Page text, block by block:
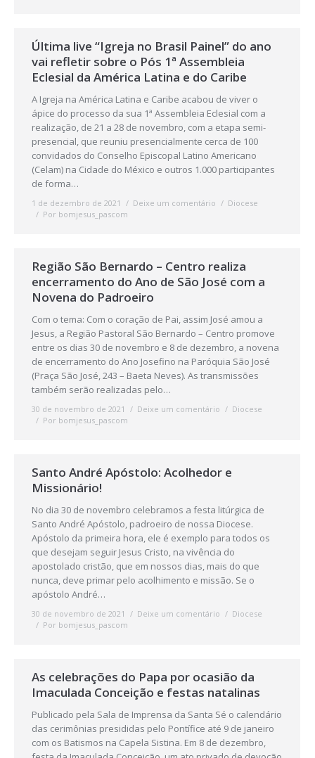
Última live “Igreja no Brasil Painel” do ano
vai refletir sobre o Pós 1ª Assembleia
Eclesial da América Latina e do Caribe
A Igreja na América Latina e Caribe acabou de viver o
ápice do processo da sua 1ª Assembleia Eclesial com a
realização, de 21 a 28 de novembro, com a etapa semi-
presencial, que reuniu presencialmente cerca de 100
convidados do Conselho Episcopal Latino Americano
(Celam) na Cidade do México e outros 1.000 participantes
de forma…
1 de dezembro de 2021 Deixe um comentário
Diocese
Por bomjesus_pascom
Região São Bernardo – Centro realiza
encerramento do Ano de São José com a
Novena do Padroeiro
Com o tema: Com o coração de Pai, assim José amou a
Jesus, a Região Pastoral São Bernardo – Centro promove
entre os dias 30 de novembro e 8 de dezembro, a novena
de encerramento do Ano Josefino na Paróquia São José
(Praça São José, 243 – Baeta Neves). As transmissões
também serão realizadas pelo…
30 de novembro de 2021 Deixe um comentário
Diocese
Por bomjesus_pascom
Santo André Apóstolo: Acolhedor e
Missionário!
No dia 30 de novembro celebramos a festa litúrgica de
Santo André Apóstolo, padroeiro de nossa Diocese.
Apóstolo da primeira hora, ele é exemplo para todos os
que desejam seguir Jesus Cristo, na vivência do
apostolado cristão, que em nossos dias, mais do que
nunca, deve primar pelo acolhimento e missão. Se o
apóstolo André…
30 de novembro de 2021 Deixe um comentário
Diocese
Por bomjesus_pascom
As celebrações do Papa por ocasião da
Imaculada Conceição e festas natalinas
Publicado pela Sala de Imprensa da Santa Sé o calendário
das cerimônias presididas pelo Pontífice até 9 de janeiro
com os Batismos na Capela Sistina. Em 8 de dezembro,